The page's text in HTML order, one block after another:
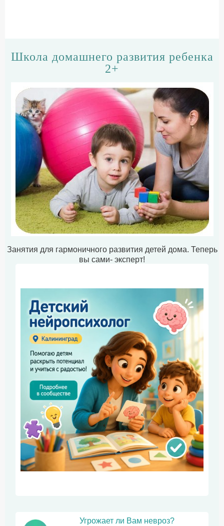
Школа домашнего развития ребенка
2+
Занятия для гармоничного развития детей дома. Теперь
вы сами- эксперт!
Угрожает ли Вам невроз?